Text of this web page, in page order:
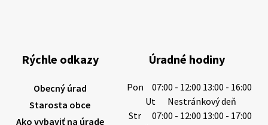
výdatnosti vodárenských zdrojov.
Západoslovenská vodárenská spoločnosť preto
6. augusta 2026 08:12
Rýchle odkazy
Obecný úrad
Starosta obce
Ako vybaviť na úrade
Úradné hodiny
Pon
07:00 - 12:00 13:00 - 16:00
Ut
Nestránkový deň
Str
07:00 - 12:00 13:00 - 17:00